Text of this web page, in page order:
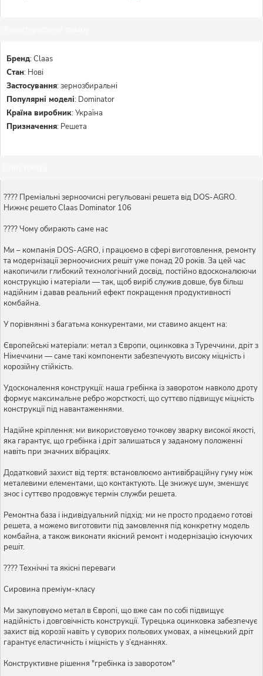
Бренд:Claas
Стан: Нові
Застосування:зернозбиральні
Популярні моделі: Dominator
Країна виробник:Україна
Призначення: Решета
???? Преміальні зерноочисні регульовані решета від DOS-AGRO.
Нижнє решето Claas Dominator 106
???? Чому обирають саме нас
Ми – компанія DOS-AGRO, і працюємо в сфері виготовлення, ремонту
та модернізації зерноочисних решіт уже понад 20 років. За цей час
накопичили глибокий технологічний досвід, постійно вдосконалюючи
конструкцію і матеріали — так, щоб виріб служив довше, був більш
надійним і давав реальний ефект покращення продуктивності
комбайна.
У порівнянні з багатьма конкурентами, ми ставимо акцент на:
Європейські матеріали: метал з Європи, оцинковка з Туреччини, дріт з
Німеччини — саме такі компоненти забезпечують високу міцність і
корозійну стійкість.
Удосконалення конструкції: наша гребінка із заворотом навколо дроту
формує максимальне ребро жорсткості, що суттєво підвищує міцність
конструкції під навантаженнями.
Надійне кріплення: ми використовуємо точкову зварку високої якості,
яка гарантує, що гребінка і дріт залишаться у заданому положенні
навіть при значних вібраціях.
Додатковий захист від тертя: встановлюємо антивібраційну гуму між
металевими елементами, що контактують. Це знижує шум, зменшує
знос і суттєво продовжує термін служби решета.
Ремонтна база і індивідуальний підхід: ми не просто продаємо готові
решета, а можемо виготовити під замовлення під конкретну модель
комбайна, а також виконати якісний ремонт і модернізацію існуючих
решіт.
???? Технічні та якісні переваги
Сировина преміум-класу
Ми закуповуємо метал в Європі, що вже сам по собі підвищує
надійність і довговічність конструкції. Турецька оцинковка забезпечує
захист від корозії навіть у суворих польових умовах, а німецький дріт
гарантує еластичність і міцність у з’єднаннях.
Конструктивне рішення "гребінка із заворотом"